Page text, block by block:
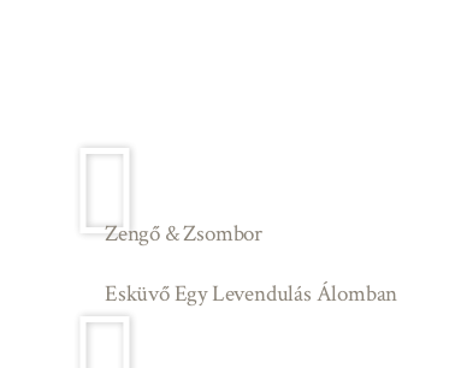
Zengő & Zsombor
Esküvő Egy Levendulás Álomban